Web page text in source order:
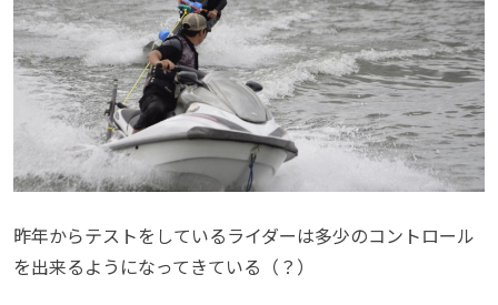
昨年からテストをしているライダーは多少のコントロール
を出来るようになってきている（？）